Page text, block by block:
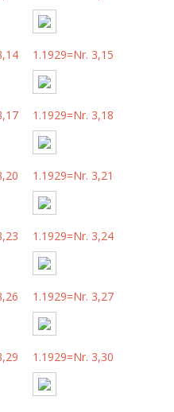
1.1929=Nr. 3,15
1.1929=Nr. 3,18
1.1929=Nr. 3,21
1.1929=Nr. 3,24
1.1929=Nr. 3,27
1.1929=Nr. 3,30